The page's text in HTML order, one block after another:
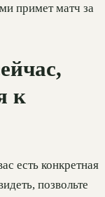
примет матч за
к
есть конкретная
позвольте